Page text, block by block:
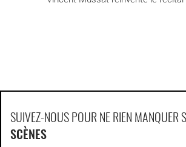
SUIVEZ-NOUS POUR NE RIEN MANQUER
SCÈNES